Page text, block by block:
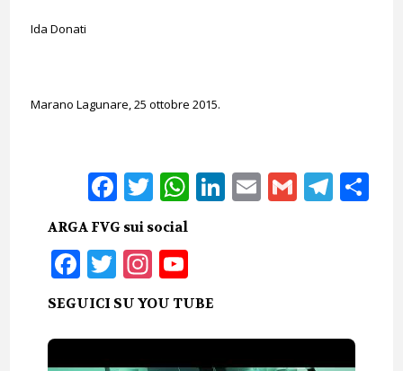
Ida Donati
Marano Lagunare, 25 ottobre 2015.
Facebook
Twitter
WhatsApp
LinkedIn
EmailGmail
ARGA FVG sui social
Facebook
Twitter
Instagram
YouTube
SEGUICI SU YOU TUBE